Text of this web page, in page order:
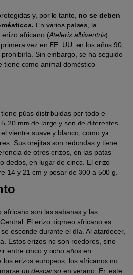
y, por lo tanto, no se deben
En varios países, la
erizo africano (Atelerix albiventris).
vez en EE. UU. en los años 90,
Sin embargo, se ha seguido
tiene como animal doméstico
púas distribuidas por todo el
20 mm de largo y son de diferentes
vientre suave y blanco, como ya
Sus orejitas son redondas y tiene
de otros erizos, en las patas
dedos, en lugar de cinco. El erizo
14 y 21 cm y pesar de 300 a 500 g.
africano son las sabanas y las
El erizo pigmeo africano es
esconde durante el día. Al atardecer,
Estos erizos no son roedores, sino
entre cinco y ocho años en
los erizos europeos, los africanos no
un descanso en verano. En este